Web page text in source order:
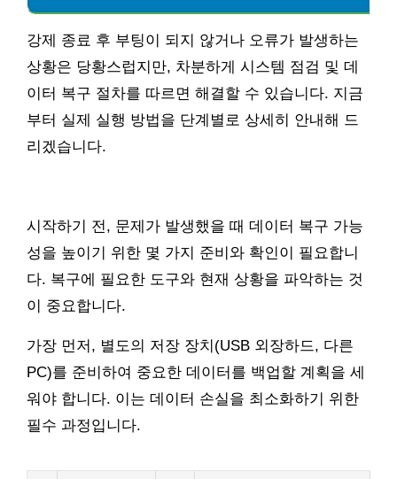
강제 종료 후 부팅이 되지 않거나 오류가 발생하는
상황은 당황스럽지만, 차분하게 시스템 점검 및 데
이터 복구 절차를 따르면 해결할 수 있습니다. 지금
부터 실제 실행 방법을 단계별로 상세히 안내해 드
리겠습니다.
시작하기 전, 문제가 발생했을 때 데이터 복구 가능
성을 높이기 위한 몇 가지 준비와 확인이 필요합니
다. 복구에 필요한 도구와 현재 상황을 파악하는 것
이 중요합니다.
가장 먼저, 별도의 저장 장치(USB 외장하드, 다른
PC)를 준비하여 중요한 데이터를 백업할 계획을 세
워야 합니다. 이는 데이터 손실을 최소화하기 위한
필수 과정입니다.